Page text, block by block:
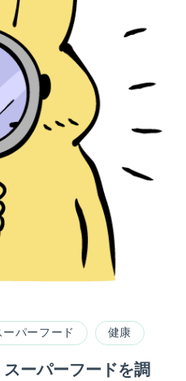
ーパーフード 健康
ーパーフードを調